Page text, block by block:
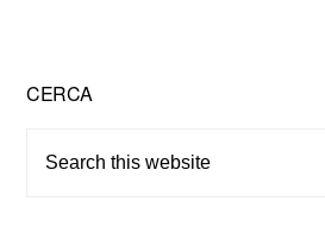
Primary
Sidebar
CERCA